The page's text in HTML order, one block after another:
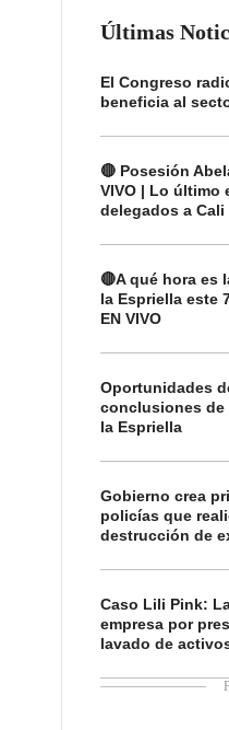
Últimas
El Congreso
beneficia al
🔴 Posesión
VIVO | Lo último
delegados a Cali
🔴A qué hora es
la Espriella este
EN VIVO
Oportunidades
conclusiones de
la Espriella
Gobierno crea
policías que
destrucción de
Caso Lili Pink:
empresa por
lavado de